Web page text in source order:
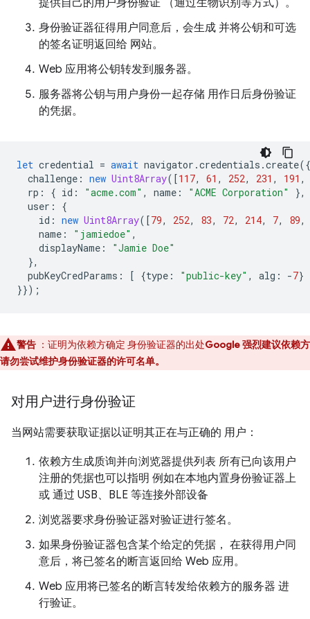
提供自己的用户身份验证 （通过生物识别等方式）。
身份验证器征得用户同意后，会生成 并将公钥和可选
的签名证明返回给 网站。
Web 应用将公钥转发到服务器。
服务器将公钥与用户身份一起存储 用作日后身份验证
的凭据。
let credential = await navigator .credentials .create({
challenge : new Uint8Array([117, 61 , 252, 231 , 191 ,
rp : { id : "acme.com" , name : "ACME Corporation"
},
user :
{
id : new Uint8Array([79, 252, 83, 72, 214, 7, 89,
name : "jamiedoe" ,
displayName :
"Jamie Doe"
},
pubKeyCredParams : [ {type : "public-key" , alg : -7}
}});
警告 ：证明为依赖方确定 身份验证器的出处Google 强烈建议依赖方
请勿尝试维护身份验证器的许可名单。
对用户进行身份验证
当网站需要获取证据以证明其正在与正确的 用户：
依赖方生成质询并向浏览器提供列表 所有已向该用户
注册的凭据也可以指明 例如在本地内置身份验证器上
或 通过 USB、BLE 等连接外部设备
浏览器要求身份验证器对验证进行签名。
如果身份验证器包含某个给定的凭据， 在获得用户同
意后，将已签名的断言返回给 Web 应用。
Web 应用将已签名的断言转发给依赖方的服务器 进
行验证。